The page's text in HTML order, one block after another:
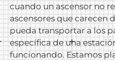
cuando un ascensor no
ascensores que carecen
pueda transportar a los
específica de una
funcionando. Estamos